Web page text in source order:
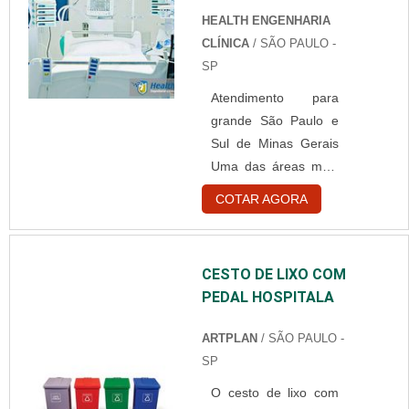
centros comerciais,
ou no caso do setor
hospitalar, em lojas
especializadas. Onde
o TNT pode ser
usado Vestuário de
TNT; Confecção de
Avental para exames
....
HEALTH ENGENHARIA
CLÍNICA / SÃO PAULO -
SP
Atendimento para
grande São Paulo e
Sul de Minas Gerais
Uma das áreas mais
importantes é a área
da saúde. E as
empresas de
hospitalar possuem
um grande papel
para
COTAR AGORA
CESTO DE LIXO COM
PEDAL HOSPITALA
ARTPLAN / SÃO PAULO -
SP
O cesto de lixo com